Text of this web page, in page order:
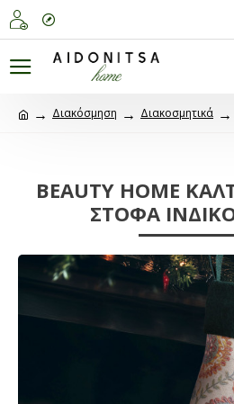
Διακόσμηση Διακοσμητικά
BEAUTY HOME
ΣΤΟΦΑ